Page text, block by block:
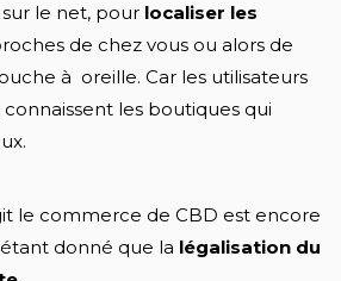
le net, pourlocaliser les
de chez vous ou alors de
à oreille. Car les utilisateurs
les boutiques qui
le commerce de CBD est encore
donné que la légalisation du